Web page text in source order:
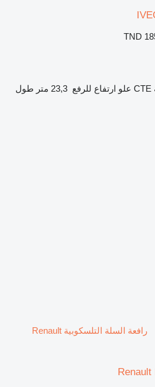
TND
CTE علو ارتفاع للرفع 23,3 متر
طول
رافعة السلة التلسكوبية Renault
Renault